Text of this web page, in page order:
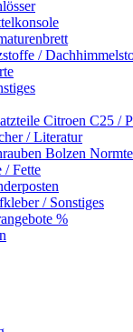
/
Citroen C25 /
/ Literatur
Bolzen
/ Fette
/ Sonstiges
%